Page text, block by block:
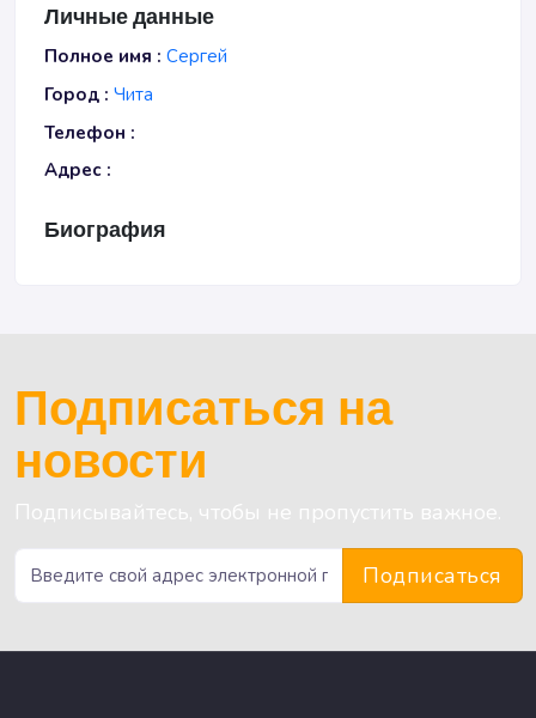
Личные данные
Полное имя : Сергей
Город : Чита
Телефон :
Адрес :
Биография
Подписаться на
новости
Подписывайтесь, чтобы не пропустить важное.
Подписаться